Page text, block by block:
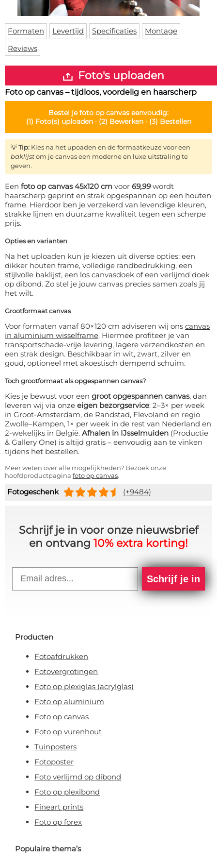
Vloermat
Skateboard deck
Over ons
Levertijden
Inloggen
WhatsApp
Formaten Levertijd Specificaties
Montage
Reviews
Foto's uploaden
Foto op canvas – tijdloos, voordelig en haarscherp
Bestel jefoto op canvas eenvoudig:
(1) Foto(s) uploaden · (2) Bewerken · (3) Bestellen
💡Tip: Kies na het upoaden en de formaatkeuze voor een
baklijstom je canvas een moderne en luxe uitstraling te
geven.
Een foto op canvas 45x120 cm voor 69,99wordt
haarscherp geprint en strak opgespannen op een houten
frame. Hierdoor ben je verzekerd van levendige kleuren,
strakke lijnen en duurzame kwaliteit tegen een scherpe
prijs.
Opties en varianten
Na het uploaden kun je kiezen uit diverse opties: een
dikker houten frame, volledige randbedrukking, een
stijlvolle baklijst, een los canvasdoek of een verlijmd doek
op dibond. Zo stel je jouw canvas precies samen zoals jij
het wilt.
Grootformaat canvas
Voor formaten vanaf 80×120 cm adviseren wij ons canvas
in aluminium wisselframe. Hiermee profiteer je van
transportschade-vrije levering, lagere verzendkosten en
een strak design. Beschikbaar in wit, zwart, zilver en
goud, optioneel met akoestisch dempend schuim.
Toch grootformaat als opgespannen canvas?
Kies je bewust voor een groot opgespannen canvas, dan
leveren wij via onze eigen bezorgservice: 2–3× per week
in Groot-Amsterdam, de Randstad, Flevoland en regio
Zwolle–Kampen, 1× per week in de rest van Nederland en
2-wekelijks in België. Afhalen in IJsselmuiden (Productie
& Gallery One) is altijd gratis – eenvoudig aan te vinken
tijdens het bestellen.
Meer weten over alle mogelijkheden? Bezoek onze
hoofdproductpagina foto op canvas.
Fotogeschenk (+9484)
Schrijf je in voor onze nieuwsbrief
en ontvang 10% extra korting!
Schrijf je in
Producten
Fotoafdrukken
Fotovergrotingen
Foto op plexiglas (acrylglas)
Foto op aluminium
Foto op canvas
Foto op vurenhout
Tuinposters
Fotoposter
Foto verlijmd op dibond
Foto op plexibond
Fineart prints
Foto op forex
Populaire thema’s